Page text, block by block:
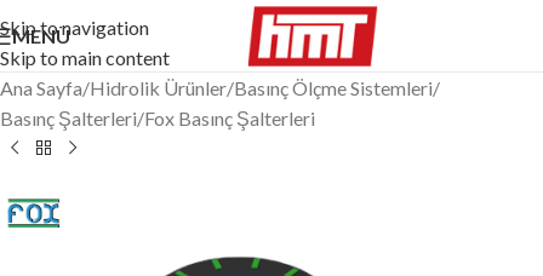
Skip to navigation
Skip to main content
MENÜ
Ana Sayfa/Hidrolik Ürünler/Basınç Ölçme Sistemleri/
Basınç Şalterleri/Fox Basınç Şalterleri